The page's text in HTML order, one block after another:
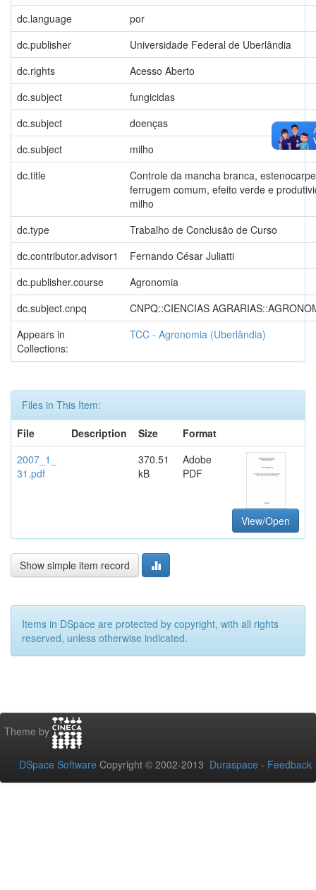
dc.language
por
dc.publisher
Universidade Federal de Uberlândia
dc.rights
Acesso Aberto
dc.subject
fungicidas
dc.subject
doenças
dc.subject
milho
dc.title
Controle da mancha branca,
ferrugem comum, efeito verde e
milho
dc.type
Trabalho de Conclusão de Curso
dc.contributor.advisor1
Fernando César Juliatti
dc.publisher.course
Agronomia
dc.subject.cnpq
CNPQ::CIENCIAS
Appears in
Collections:
TCC - Agronomia (Uberlândia)
Files in This Item:
File
Description Size
Format
2007_1_
31.pdf
370.51
kB
Adobe
PDF
View/Open
Show simple item record
Items in DSpace are protected by copyright, with all rights
reserved, unless otherwise indicated.
Theme by
DSpace Software Copyright © 2002-2013 Duraspace - Feedback